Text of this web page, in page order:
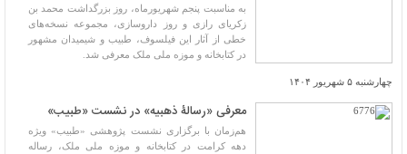
به مناسبت پنجم شهریورماه، روز بزرگداشت محمد بن
زکریای رازی و روز داروسازی، مجموعه نسخه‌های
خطی از آثار این فیلسوف، طبیب و شیمیدان مشهور
در کتابخانه و موزه ملی ملک معرفی شد.
چهارشنبه ۵ شهریور ۱۴۰۴
معرفی «رسالۀ ذهبیه» در نشست «طبیب»
هم‌زمان با برگزاری نشست پژوهشی «طبیب» ویژه
دهه کرامت در کتابخانه و موزه ملی ملک، رساله